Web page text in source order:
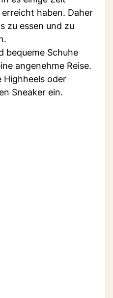
haben. Daher
zu essen und zu
bequeme Schuhe
angenehme Reise.
Highheels oder
Sneaker ein.